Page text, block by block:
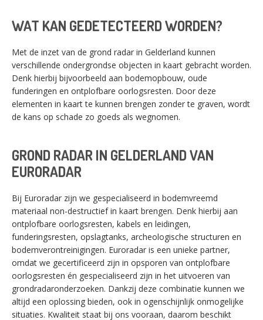
WAT KAN GEDETECTEERD WORDEN?
Met de inzet van de grond radar in Gelderland kunnen
verschillende ondergrondse objecten in kaart gebracht worden.
Denk hierbij bijvoorbeeld aan bodemopbouw, oude
funderingen en ontplofbare oorlogsresten. Door deze
elementen in kaart te kunnen brengen zonder te graven, wordt
de kans op schade zo goeds als wegnomen.
GROND RADAR IN GELDERLAND VAN
EURORADAR
Bij Euroradar zijn we gespecialiseerd in bodemvreemd
materiaal non-destructief in kaart brengen. Denk hierbij aan
ontplofbare oorlogsresten, kabels en leidingen,
funderingsresten, opslagtanks, archeologische structuren en
bodemverontreinigingen. Euroradar is een unieke partner,
omdat we gecertificeerd zijn in opsporen van ontplofbare
oorlogsresten én gespecialiseerd zijn in het uitvoeren van
grondradaronderzoeken. Dankzij deze combinatie kunnen we
altijd een oplossing bieden, ook in ogenschijnlijk onmogelijke
situaties. Kwaliteit staat bij ons vooraan, daarom beschikt